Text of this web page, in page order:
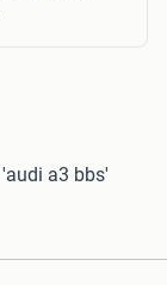
a3 bbs'